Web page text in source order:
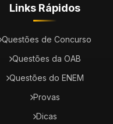
Links Rápidos
Questões de Concurso
Questões da OAB
Questões do ENEM
Provas
Dicas